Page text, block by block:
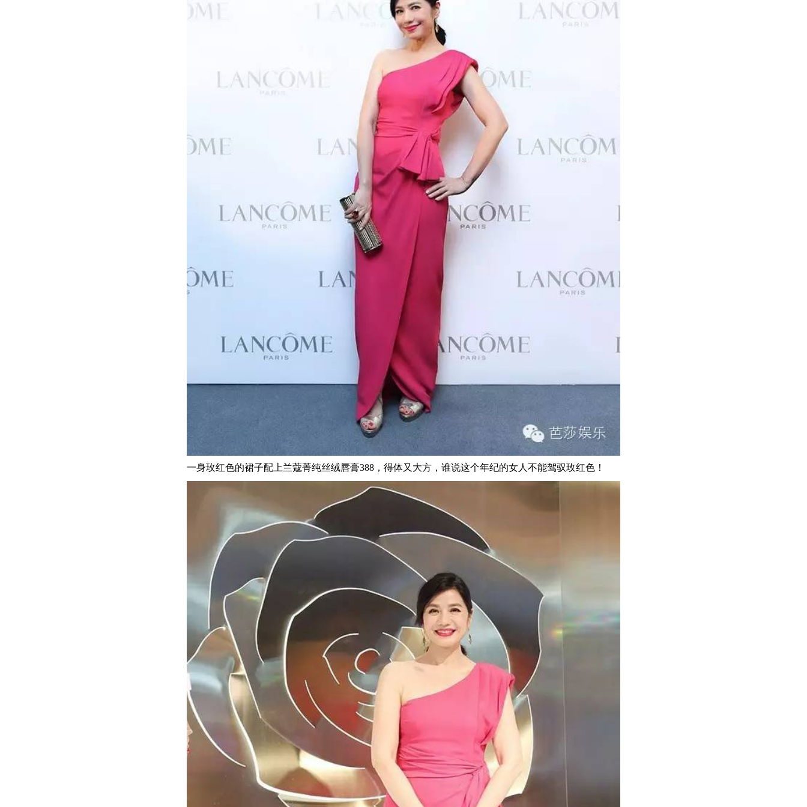
一身玫红色的裙子配上兰蔻菁纯丝绒唇膏388，得体又大方，谁说这个年纪的女人不能驾驭玫红色！